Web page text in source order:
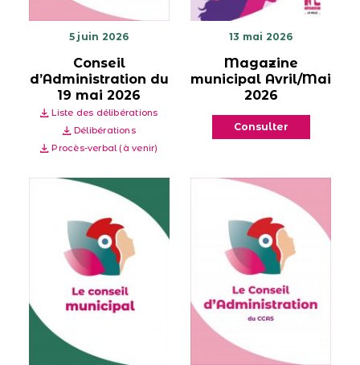
5 juin 2026
Conseil
d’Administration du
19 mai 2026
Liste des délibérations
Délibérations
Procès-verbal (à venir)
13 mai 2026
Magazine
municipal Avril/Mai
2026
Consulter